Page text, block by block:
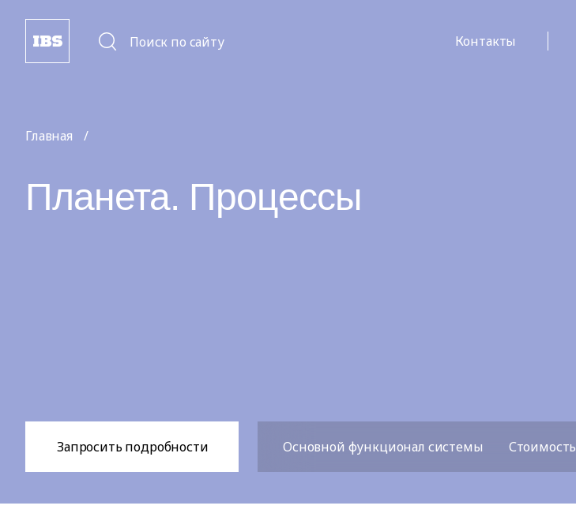
Поиск по сайту Контакты
Главная
Планета. Процессы
Запросить подробности Основной функционал системы Стоимость